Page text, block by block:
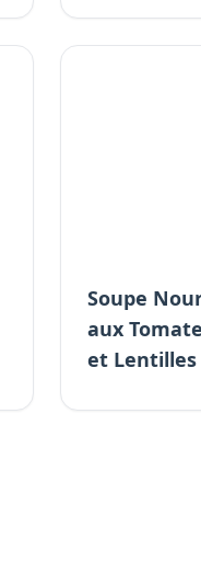
Soupe
aux
et